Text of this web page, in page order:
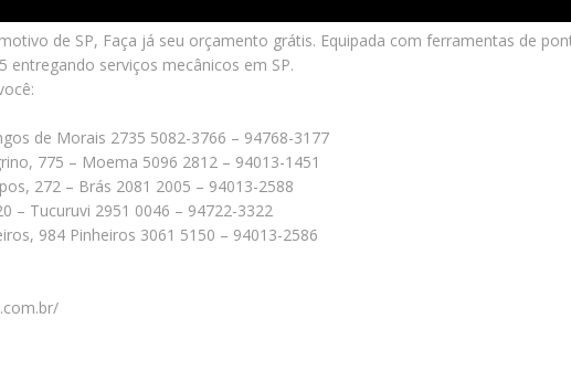
de SP, Faça já seu orçamento grátis. Equipada com ferramentas de
entregando serviços mecânicos em SP.
de Morais 2735 5082-3766 – 94768-3177
775 – Moema 5096 2812 – 94013-1451
272 – Brás 2081 2005 – 94013-2588
– Tucuruvi 2951 0046 – 94722-3322
984 Pinheiros 3061 5150 – 94013-2586